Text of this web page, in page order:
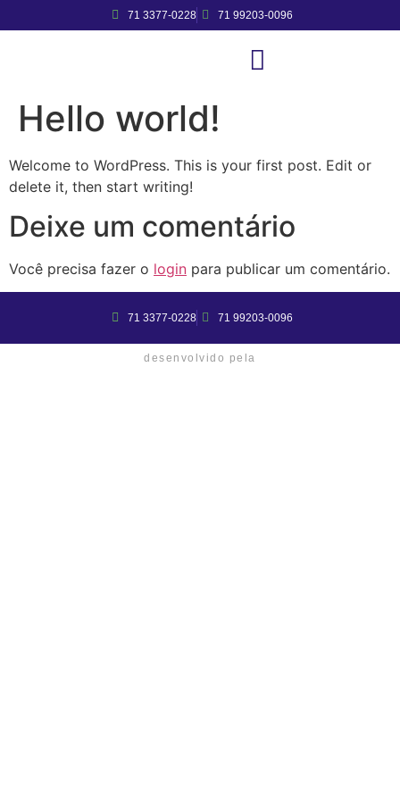
71 3377-0228 71 99203-0096
Hello world!
Welcome to WordPress. This is your first post. Edit or
delete it, then start writing!
Deixe um comentário
Você precisa fazer o login para publicar um comentário.
71 3377-0228 71 99203-0096
desenvolvido pela